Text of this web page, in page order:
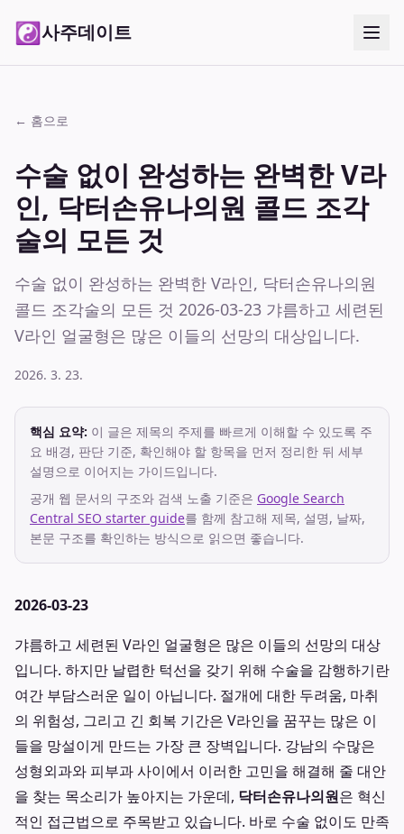
☯사주데이트
← 홈으로
수술 없이 완성하는 완벽한 V라
인, 닥터손유나의원 콜드 조각
술의 모든 것
수술 없이 완성하는 완벽한 V라인, 닥터손유나의원
콜드 조각술의 모든 것 2026-03-23 갸름하고 세련된
V라인 얼굴형은 많은 이들의 선망의 대상입니다.
2026. 3. 23.
핵심 요약: 이 글은 제목의 주제를 빠르게 이해할 수 있도록 주
요 배경, 판단 기준, 확인해야 할 항목을 먼저 정리한 뒤 세부
설명으로 이어지는 가이드입니다.
공개 웹 문서의 구조와 검색 노출 기준은 Google Search
Central SEO starter guide를 함께 참고해 제목, 설명, 날짜,
본문 구조를 확인하는 방식으로 읽으면 좋습니다.
2026-03-23
갸름하고 세련된 V라인 얼굴형은 많은 이들의 선망의 대상
입니다. 하지만 날렵한 턱선을 갖기 위해 수술을 감행하기란
여간 부담스러운 일이 아닙니다. 절개에 대한 두려움, 마취
의 위험성, 그리고 긴 회복 기간은 V라인을 꿈꾸는 많은 이
들을 망설이게 만드는 가장 큰 장벽입니다. 강남의 수많은
성형외과와 피부과 사이에서 이러한 고민을 해결해 줄 대안
을 찾는 목소리가 높아지는 가운데, 닥터손유나의원은 혁신
적인 접근법으로 주목받고 있습니다. 바로 수술 없이도 만족